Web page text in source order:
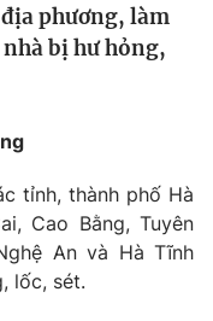
phương, làm
bị hư hỏng,
tỉnh, thành phố Hà
Cao Bằng, Tuyên
An và Hà Tĩnh
lốc, sét.